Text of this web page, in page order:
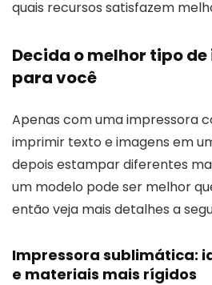
quais recursos satisfazem
Decida o melhor tipo
para você
Apenas com uma impressora
imprimir texto e imagens em
depois estampar diferentes
um modelo pode ser melhor
então veja mais detalhes a
Impressora sublimática:
e materiais mais rígidos